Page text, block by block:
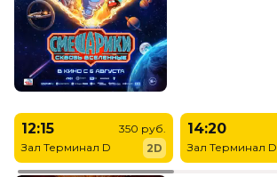
12:15
Зал Терминал D
350 руб.
2D
14:20
Зал Терминал D